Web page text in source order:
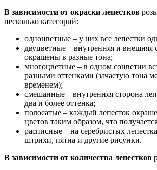
В зависимости от окраски лепестков
несколько категорий:
одноцветные – у них все лепестки
двуцветные – внутренняя и внешняя
окрашены в разные тона;
многоцветные – в одном соцветии
разными оттенками (зачастую тона
временем);
смешанные – внутренняя сторона
два и более оттенка;
полосатые – каждый лепесток
цветов таким образом, что
расписные – на серебристых
штрихи, пятна и другие рисунки.
В зависимости от количества лепестков